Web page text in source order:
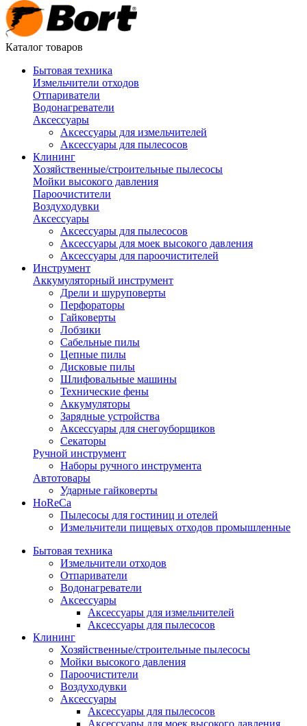
Каталог товаров
Бытовая техника
Измельчители отходов
Отпариватели
Водонагреватели
Аксессуары
Аксессуары для измельчителей
Аксессуары для пылесосов
Клининг
Хозяйственные/строительные пылесосы
Мойки высокого давления
Пароочистители
Воздуходувки
Аксессуары
Аксессуары для пылесосов
Аксессуары для моек высокого давления
Аксессуары для пароочистителей
Инструмент
Аккумуляторный инструмент
Дрели и шуруповерты
Перфораторы
Гайковерты
Лобзики
Сабельные пилы
Цепные пилы
Дисковые пилы
Шлифовальные машины
Технические фены
Аккумуляторы
Зарядные устройства
Аксессуары для снегоуборщиков
Секаторы
Ручной инструмент
Наборы ручного инструмента
Автотовары
Ударные гайковерты
HoReCa
Пылесосы для гостиниц и отелей
Измельчители пищевых отходов промышленные
Бытовая техника
Измельчители отходов
Отпариватели
Водонагреватели
Аксессуары
Аксессуары для измельчителей
Аксессуары для пылесосов
Клининг
Хозяйственные/строительные пылесосы
Мойки высокого давления
Пароочистители
Воздуходувки
Аксессуары
Аксессуары для пылесосов
Аксессуары для моек высокого давления